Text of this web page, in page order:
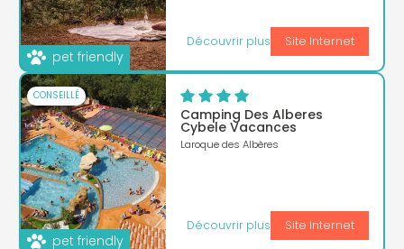
pet friendly
Découvrir plus Site Internet
CONSEILLÉ
pet friendly
Camping Des Alberes
Cybele Vacances
Laroque des Albères
Découvrir plus Site Internet